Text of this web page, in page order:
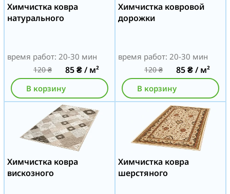
Химчистка ковра
натурального
время работ: 20-30 мин
120₴ 85₴/ м²
В корзину
Химчистка ковровой
дорожки
время работ: 20-30 мин
120₴ 85₴/ м²
В корзину
Химчистка ковра
вискозного
Химчистка ковра
шерстяного